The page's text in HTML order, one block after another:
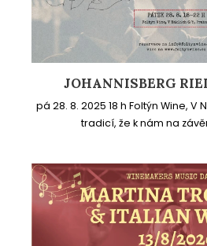
JOHANNISBERG
pá 28. 8. 2025 18 h Foltýn Wine, V
tradicí, že k nám na